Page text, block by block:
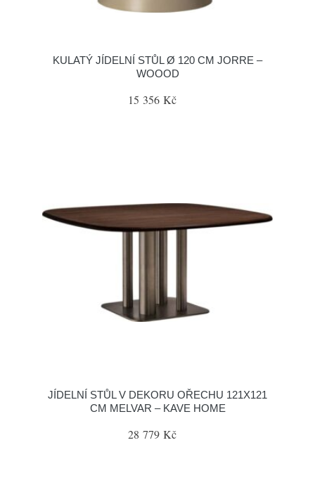
KULATÝ JÍDELNÍ STŮL Ø 120 CM JORRE –
WOOOD
15 356 Kč
JÍDELNÍ STŮL V DEKORU OŘECHU 121X121
CM MELVAR – KAVE HOME
28 779 Kč